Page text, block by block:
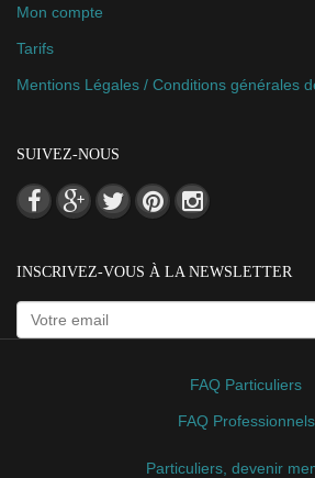
Mon compte
Tarifs
Mentions Légales / Conditions générales
SUIVEZ-NOUS
INSCRIVEZ-VOUS À LA NEWSLETTER
FAQ Particuliers
FAQ Professionnels
Particuliers, devenir